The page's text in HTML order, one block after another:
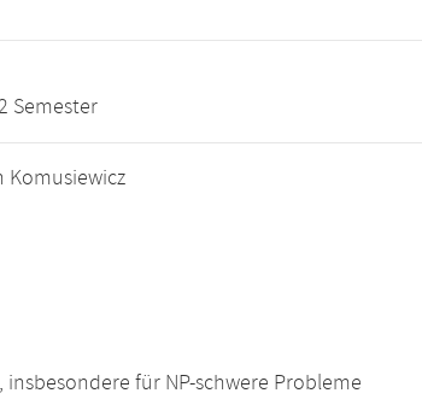
Semester
Komusiewicz
für NP-schwere Probleme